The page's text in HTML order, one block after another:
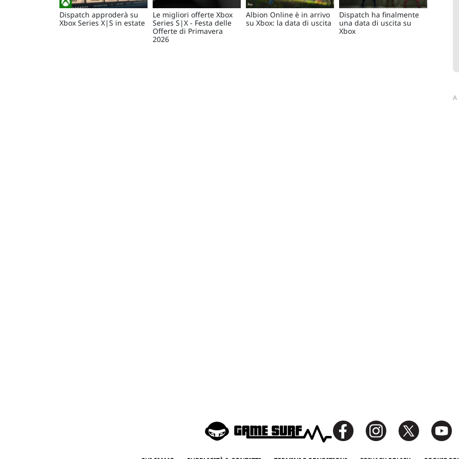
Dispatch approderà su
Xbox Series X|S in estate
Le migliori offerte Xbox
Series S|X - Festa delle
Offerte di Primavera
2026
Albion Online è in arrivo
su Xbox: la data di uscita
Dispatch ha finalmente
una data di uscita su
Xbox